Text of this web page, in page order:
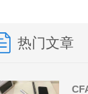
热门文章